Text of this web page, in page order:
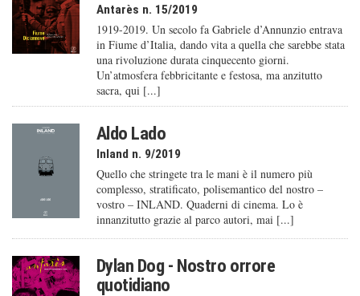
Antarès n. 15/2019
1919-2019. Un secolo fa Gabriele d’Annunzio entrava
in Fiume d’Italia, dando vita a quella che sarebbe stata
una rivoluzione durata cinquecento giorni.
Un’atmosfera febbricitante e festosa, ma anzitutto
sacra, qui [...]
Aldo Lado
Inland n. 9/2019
Quello che stringete tra le mani è il numero più
complesso, stratificato, polisemantico del nostro –
vostro – INLAND. Quaderni di cinema. Lo è
innanzitutto grazie al parco autori, mai [...]
Dylan Dog - Nostro orrore
quotidiano